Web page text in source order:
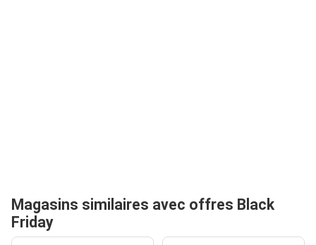
Magasins similaires avec offres Black
Friday